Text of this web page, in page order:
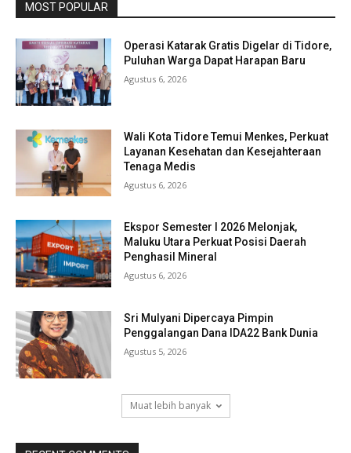
MOST POPULAR
Operasi Katarak Gratis Digelar di Tidore,
Puluhan Warga Dapat Harapan Baru
Agustus 6, 2026
Wali Kota Tidore Temui Menkes, Perkuat
Layanan Kesehatan dan Kesejahteraan
Tenaga Medis
Agustus 6, 2026
Ekspor Semester I 2026 Melonjak,
Maluku Utara Perkuat Posisi Daerah
Penghasil Mineral
Agustus 6, 2026
Sri Mulyani Dipercaya Pimpin
Penggalangan Dana IDA22 Bank Dunia
Agustus 5, 2026
Muat lebih banyak